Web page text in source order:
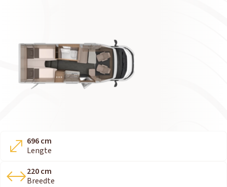
696 cm
Lengte
220 cm
Breedte